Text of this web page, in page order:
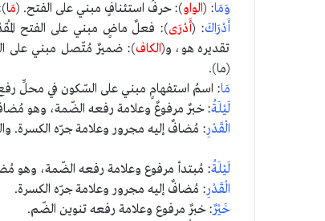
وَمَا: (الواو): حرفُ استئنافٍ مبني على الفتح. (مَ
أَدْرَاكَ: (أَدْرَى): فعلٌ ماضٍ مبني على الفتح
تقديره هو، و(الكاف): ضميرٌ مُتّصل مبني على
(ما).
مَا: اسمُ استفهامٍ مبني على السّكون في محلِّ
لَيْلَةُ: خبرٌ مرفوعٌ وعلامة رفعه الضّمة، وهو
الْقَدْرِ: مُضافٌ إليه مجرور وعلامة جرّه الكسرة.
لَيْلَةُ: مُبتدأ مرفوع وعلامة رفعه الضّمة، وهو
الْقَدْرِ: مُضافٌ إليه مجرور وعلامة جرّه الكسرة.
خَيْرٌ: خبرٌ مرفوع وعلامة رفعه تنوين الضّم.